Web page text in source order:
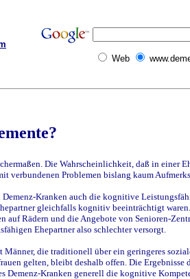
Web
Die Wahrscheinlichkeit, daß in einer
verbundenen Problemen bislang kaum
Kranken auch die kognitive
gleichfalls kognitiv beeinträchtigt
auf Rädern und die Angebote von Senioren-
Ehepartner also schlechter versorgt.
die traditionell über ein geringeres
gelten, bleibt deshalb offen. Die Ergebnisse
Demenz-Kranken generell die kognitive